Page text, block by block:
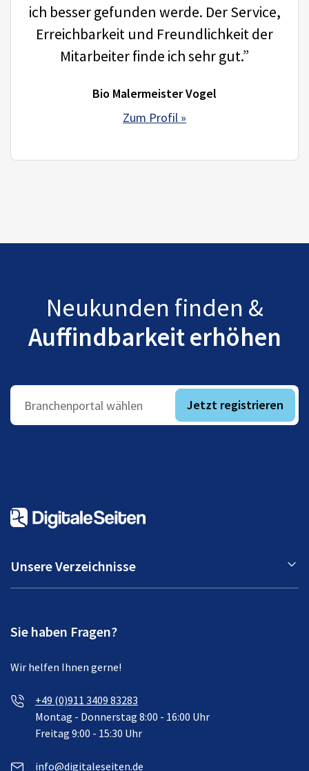
ich besser gefunden werde. Der Service,
Erreichbarkeit und Freundlichkeit der
Mitarbeiter finde ich sehr gut.”
Bio Malermeister Vogel
Zum Profil »
Neukunden finden &
Auffindbarkeit erhöhen
Branchenportal wählen Jetzt registrieren
Unsere Verzeichnisse
Sie haben Fragen?
Wir helfen Ihnen gerne!
+49 (0)911 3409 83283
Montag - Donnerstag 8:00 - 16:00 Uhr
Freitag 9:00 - 15:30 Uhr
info@digitaleseiten.de